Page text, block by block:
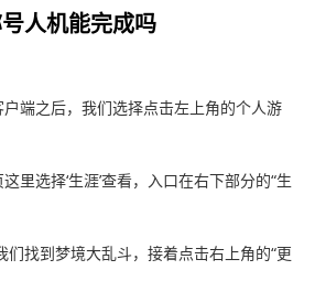
人机能完成吗
端之后，我们选择点击左上角的个人游
里选择‘生涯’查看，入口在右下部分的“生
们找到梦境大乱斗，接着点击右上角的“更